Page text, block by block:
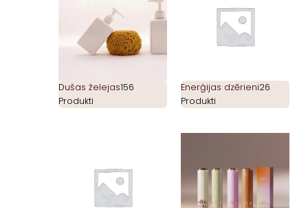
Dušas želejas156
Produkti
Enerģijas dzērieni26
Produkti